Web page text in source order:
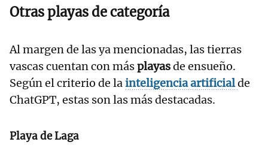
Otras playas de categoría
Al margen de las ya mencionadas, las tierras
vascas cuentan con másplayasde ensueño.
Según el criterio de lainteligencia artificialde
ChatGPT, estas son las más destacadas.
Playa de Laga